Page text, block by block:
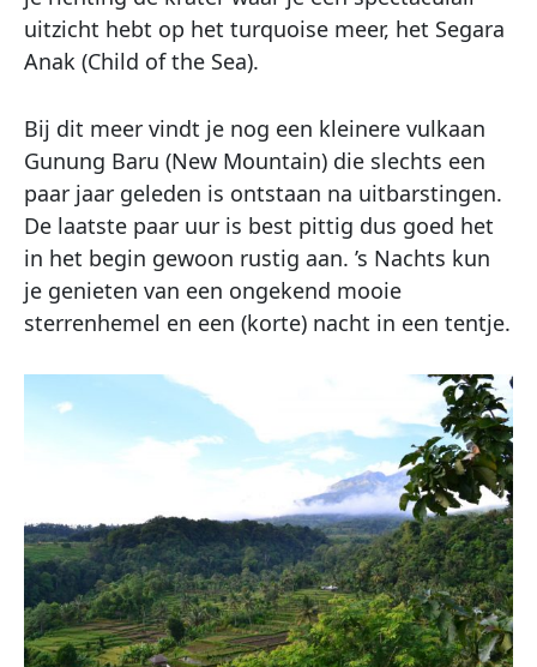
uitzicht hebt op het turquoise meer, het Segara
Anak (Child of the Sea).
Bij dit meer vindt je nog een kleinere vulkaan
Gunung Baru (New Mountain) die slechts een
paar jaar geleden is ontstaan na uitbarstingen.
De laatste paar uur is best pittig dus goed het
in het begin gewoon rustig aan. ’s Nachts kun
je genieten van een ongekend mooie
sterrenhemel en een (korte) nacht in een tentje.